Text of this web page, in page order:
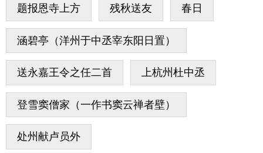
题报恩寺上方 残秋送友 春日
涵碧亭（洋州于中丞宰东阳日置）
送永嘉王令之任二首 上杭州杜中丞
登雪窦僧家（一作书窦云禅者壁）
处州献卢员外